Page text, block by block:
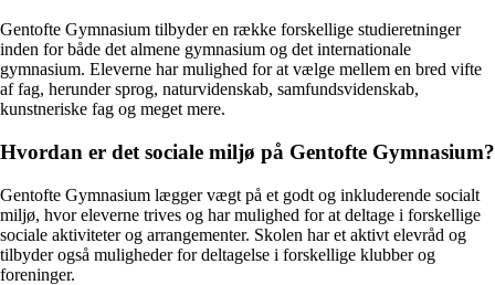
Gentofte Gymnasium tilbyder en række forskellige studieretninger
inden for både det almene gymnasium og det internationale
gymnasium. Eleverne har mulighed for at vælge mellem en bred vifte
af fag, herunder sprog, naturvidenskab, samfundsvidenskab,
kunstneriske fag og meget mere.
Hvordan er det sociale miljø på Gentofte Gymnasium?
Gentofte Gymnasium lægger vægt på et godt og inkluderende socialt
miljø, hvor eleverne trives og har mulighed for at deltage i forskellige
sociale aktiviteter og arrangementer. Skolen har et aktivt elevråd og
tilbyder også muligheder for deltagelse i forskellige klubber og
foreninger.